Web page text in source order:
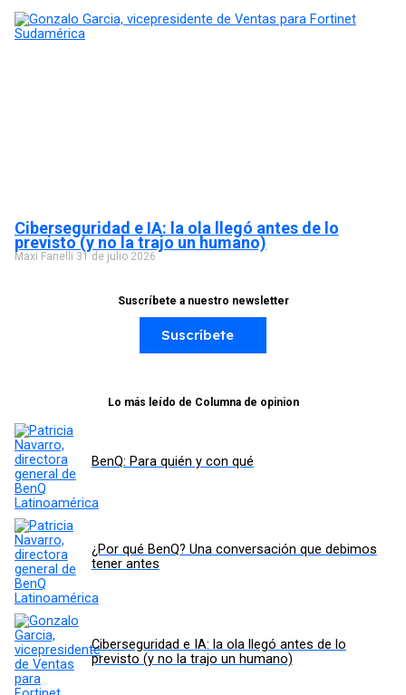
Ciberseguridad e IA: la ola llegó antes de lo
previsto (y no la trajo un humano)
Maxi Fanelli 31 de julio 2026
Suscríbete a nuestro newsletter
Suscríbete
Lo más leído de Columna de opinion
BenQ: Para quién y con qué
¿Por qué BenQ? Una conversación que debimos
tener antes
Ciberseguridad e IA: la ola llegó antes de lo
previsto (y no la trajo un humano)